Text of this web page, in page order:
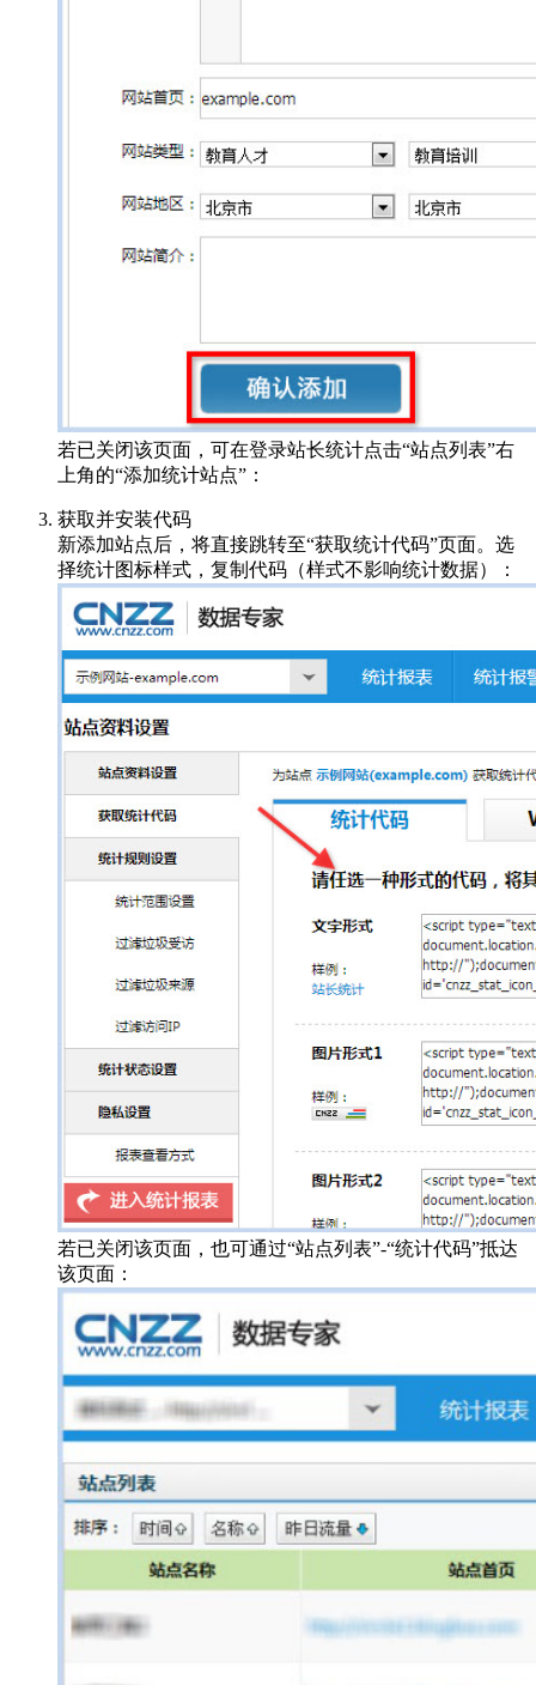
若已关闭该页面，可在登录站长统计点击“站点列表”右
上角的“添加统计站点”：
获取并安装代码
新添加站点后，将直接跳转至“获取统计代码”页面。选
择统计图标样式，复制代码（样式不影响统计数据）：
若已关闭该页面，也可通过“站点列表”-“统计代码”抵达
该页面：